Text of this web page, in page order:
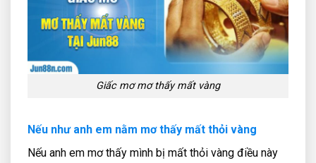
Giấc mơ mơ thấy mất vàng
Nếu như anh em nằm mơ thấy mất thỏi vàng
Nếu anh em mơ thấy mình bị mất thỏi vàng điều này